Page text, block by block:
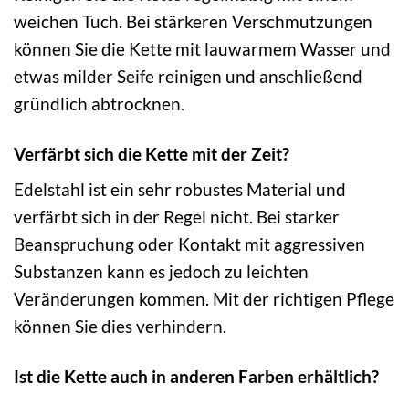
weichen Tuch. Bei stärkeren Verschmutzungen
können Sie die Kette mit lauwarmem Wasser und
etwas milder Seife reinigen und anschließend
gründlich abtrocknen.
Verfärbt sich die Kette mit der Zeit?
Edelstahl ist ein sehr robustes Material und
verfärbt sich in der Regel nicht. Bei starker
Beanspruchung oder Kontakt mit aggressiven
Substanzen kann es jedoch zu leichten
Veränderungen kommen. Mit der richtigen Pflege
können Sie dies verhindern.
Ist die Kette auch in anderen Farben erhältlich?